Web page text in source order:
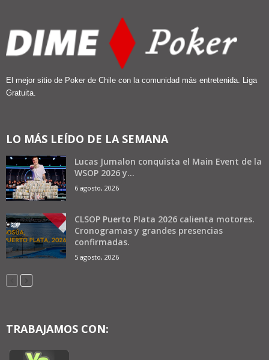
El mejor sitio de Poker de Chile con la comunidad más entretenida. Liga
Gratuita.
LO MÁS LEÍDO DE LA SEMANA
Lucas Jumalon conquista el Main Event de la
WSOP 2026 y...
6 agosto, 2026
CLSOP Puerto Plata 2026 calienta motores.
Cronogramas y grandes presencias
confirmadas.
5 agosto, 2026
TRABAJAMOS CON: